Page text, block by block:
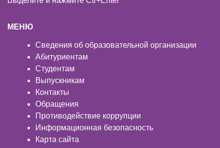
МЕНЮ
Сведения об образовательной организации
Абитуриентам
Студентам
Выпускникам
Контакты
Обращения
Противодействие коррупции
Информационная безопасность
Карта сайта